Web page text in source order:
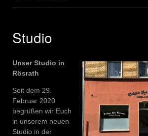
Studio
Unser Studio in
Rösrath
Seit dem 29.
Februar 2020
begrüßen wir Euch
in unserem neuen
Studio in der